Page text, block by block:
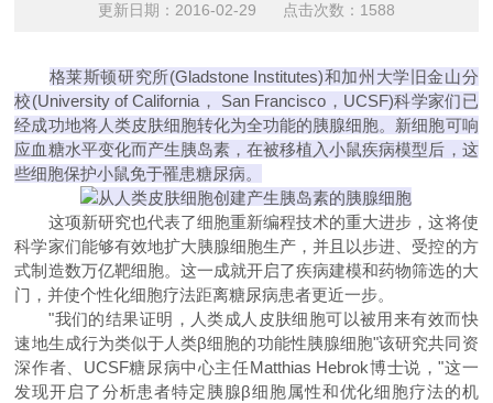
更新日期：2016-02-29 点击次数：1588
格莱斯顿研究所(Gladstone Institutes)和加州大学旧金山分
校(University of California， San Francisco，UCSF)科学家们已
经成功地将人类皮肤细胞转化为全功能的胰腺细胞。新细胞可响
应血糖水平变化而产生胰岛素，在被移植入小鼠疾病模型后，这
些细胞保护小鼠免于罹患糖尿病。
这项新研究也代表了细胞重新编程技术的重大进步，这将使
科学家们能够有效地扩大胰腺细胞生产，并且以步进、受控的方
式制造数万亿靶细胞。这一成就开启了疾病建模和药物筛选的大
门，并使个性化细胞疗法距离糖尿病患者更近一步。
"我们的结果证明，人类成人皮肤细胞可以被用来有效而快
速地生成行为类似于人类β细胞的功能性胰腺细胞"该研究共同资
深作者、UCSF糖尿病中心主任Matthias Hebrok博士说，"这一
发现开启了分析患者特定胰腺β细胞属性和优化细胞疗法的机